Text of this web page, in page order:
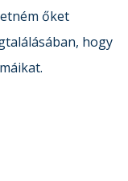
őket
hogy